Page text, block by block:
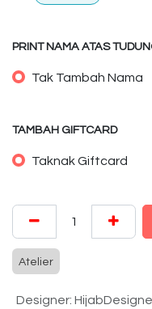
PRINT NAMA ATAS
Tak Tambah Nama
TAMBAH GIFTCARD
Taknak Giftcard
Atelier
Designer: